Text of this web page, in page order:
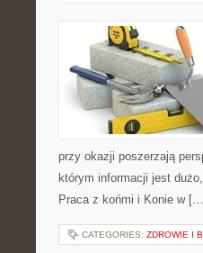
przy okazji poszerzają
którym informacji jest
Praca z końmi i Konie w
CATEGORIES: ZDROWIE I